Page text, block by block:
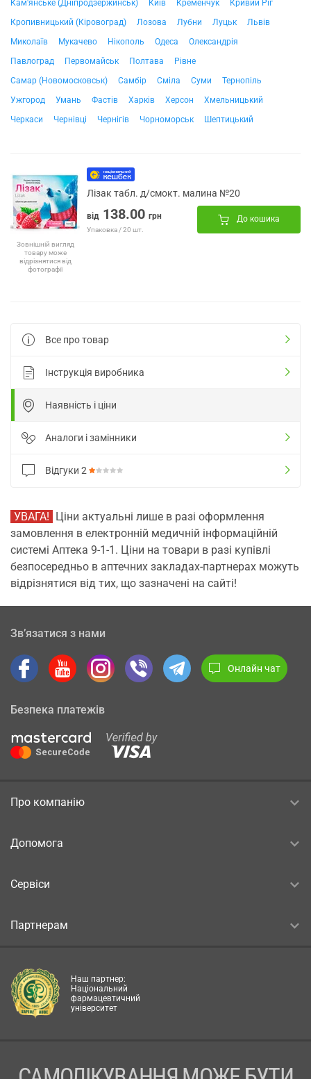
Кам'янське (Дніпродзержинськ)
Київ Кременчук
Кривий Ріг
Кропивницький (Кіровоград)
Лозова Лубни Луцьк
Львів
Миколаїв
Мукачево Нікополь Одеса
Олександрія
Павлоград
Первомайськ Полтава
Рівне
Самар (Новомосковськ)
Самбір Сміла Суми
Тернопіль
Ужгород
Умань Фастів Харків Херсон
Хмельницький
Черкаси
Чернівці Чернігів Чорноморськ Шептицький
Зовнішній вигляд
товару може
відрізнятися від
фотографії
Лізак табл. д/смокт. малина №20
від 138.00 грн
Упаковка / 20 шт.
До кошика
Все про товар
Інструкція виробника
Наявність і ціни
Аналоги і замінники
Відгуки 2
УВАГА! Ціни актуальні лише в разі оформлення
замовлення в електронній медичній інформаційній
системі Аптека 9-1-1. Ціни на товари в разі купівлі
безпосередньо в аптечних закладах-партнерах можуть
відрізнятися від тих, що зазначені на сайті!
Зв’язатися з нами
Онлайн чат
Безпека платежів
Про компанію
Допомога
Сервіси
Партнерам
Наш партнер:
Національний
фармацевтичний
університет